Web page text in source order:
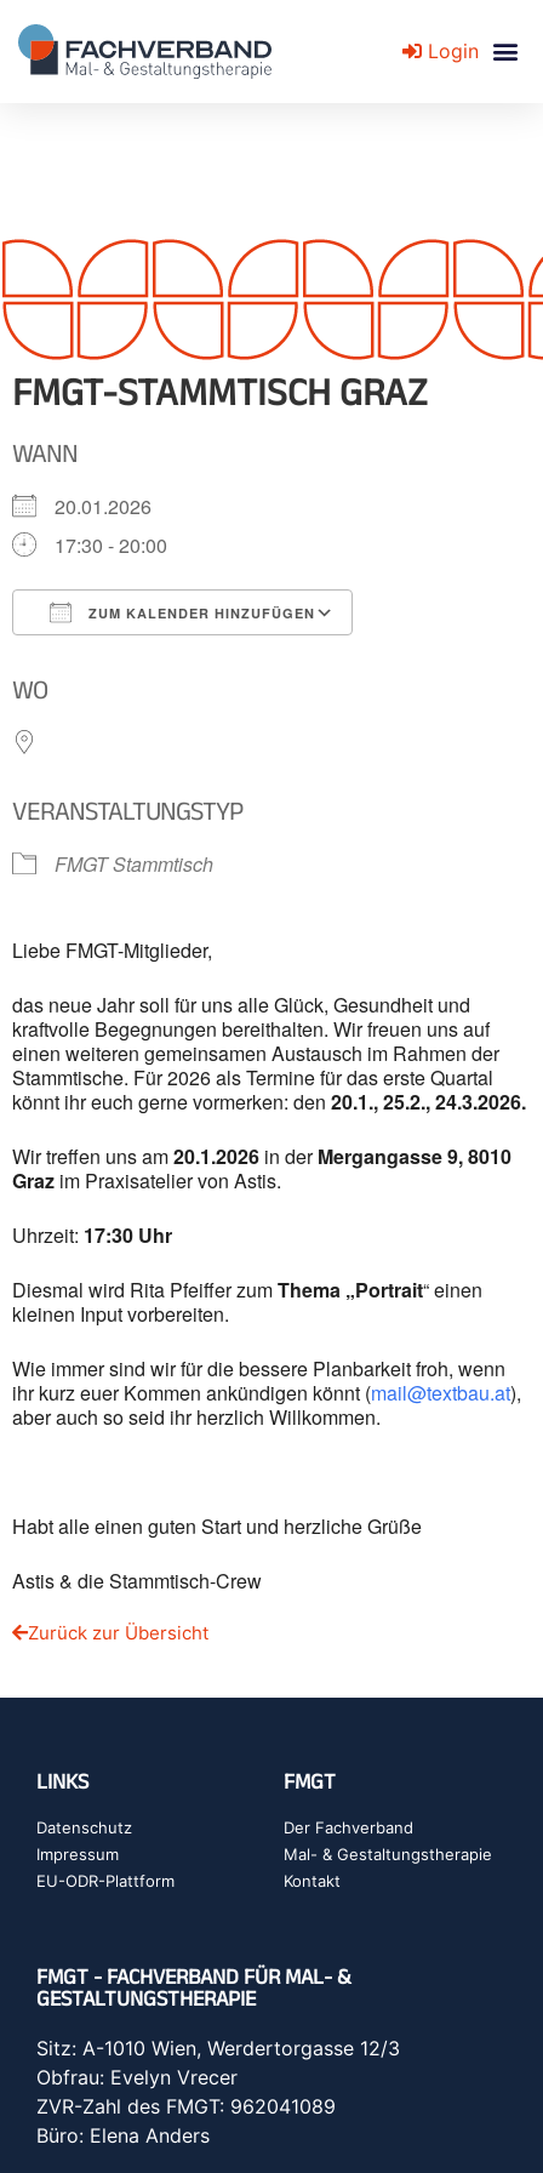
Login
FMGT-STAMMTISCH GRAZ
WANN
20.01.2026
17:30 - 20:00
ZUM KALENDER HINZUFÜGEN
WO
VERANSTALTUNGSTYP
FMGT Stammtisch
Liebe FMGT-Mitglieder,
das neue Jahr soll für uns alle Glück, Gesundheit und
kraftvolle Begegnungen bereithalten. Wir freuen uns auf
einen weiteren gemeinsamen Austausch im Rahmen der
Stammtische. Für 2026 als Termine für das erste Quartal
könnt ihr euch gerne vormerken: den 20.1., 25.2., 24.3.2026.
Wir treffen uns am20.1.2026 in derMergangasse 9, 8010
Graz im Praxisatelier von Astis.
Uhrzeit: 17:30 Uhr
Diesmal wird Rita Pfeiffer zumThema „Portrait“ einen
kleinen Input vorbereiten.
Wie immer sind wir für die bessere Planbarkeit froh, wenn
ihr kurz euer Kommen ankündigen könnt (mail@textbau.at),
aber auch so seid ihr herzlich Willkommen.
Habt alle einen guten Start und herzliche Grüße
Astis & die Stammtisch-Crew
Zurück zur Übersicht
LINKS
Datenschutz
Impressum
EU-ODR-Plattform
FMGT
Der Fachverband
Mal- & Gestaltungstherapie
Kontakt
FMGT - FACHVERBAND FÜR MAL- &
GESTALTUNGSTHERAPIE
Sitz: A-1010 Wien, Werdertorgasse 12/3
Obfrau: Evelyn Vrecer
ZVR-Zahl des FMGT: 962041089
Büro: Elena Anders